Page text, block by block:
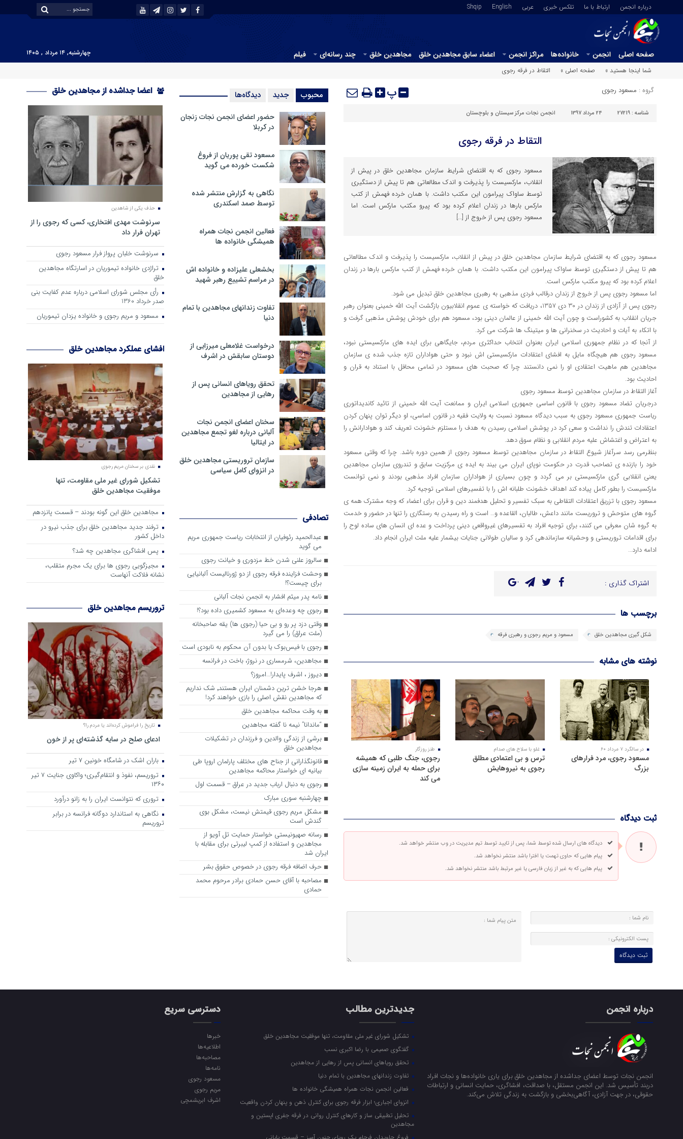
درباره انجمن ارتباط با ما تلکس خبری عربي English
Shqip
صفحه اصلی انجمن خانواده‌ها مراکز انجمن اعضاء سابق مجاهدین خلق مجاهدین خلق چند رسانه‌ای فیلم
چهارشنبه, ۱۴ مرداد , ۱۴۰۵
شما اینجا هستید »
صفحه اصلی » التقاط در فرقه رجوی
گروه : مسعود رجوی پ
شناسه : 27219 24 مرداد 1397 انجمن نجات مرکز سیستان و بلوچستان
التقاط در فرقه رجوی
مسعود رجوی که به اقتضای شرایط سازمان مجاهدین خلق در پیش از
انقلاب، مارکسیست را پذیرفت و اندک مطالعاتی هم تا پیش از دستگیری
توسط ساواک پیرامون این مکتب داشت. با همان خرده فهمش از کتب
مارکس بارها در زندان اعلام کرده بود که پیرو مکتب مارکس است. اما
مسعود رجوی پس از خروج از […]
مسعود رجوی که به اقتضای شرایط سازمان مجاهدین خلق در پیش از انقلاب، مارکسیست را پذیرفت و اندک مطالعاتی
هم تا پیش از دستگیری توسط ساواک پیرامون این مکتب داشت. با همان خرده فهمش از کتب مارکس بارها در زندان
اعلام کرده بود که پیرو مکتب مارکس است.
اما مسعود رجوی پس از خروج از زندان درقالب فردی مذهبی به رهبری مجاهدین خلق تبدیل می شود.
رجوی پس از آزادی از زندان در 30 دی 1357، دریافت که خواسته ی عموم انقلابیون بازگشت آیت الله خمینی بعنوان رهبر
جریان انقلاب به کشوراست و چون آیت الله خمینی از عالمان دینی بود، مسعود هم برای خودش پوشش مذهبی گرفت و
با اتکاء به آیات و احادیث در سخنرانی ها و میتینگ ها شرکت می کرد.
از آنجا که در نظام جمهوری اسلامی ایران بعنوان انتخاب حداکثری مردم، جایگاهی برای ایده های مارکسیستی نبود،
مسعود رجوی هم هیچگاه مایل به افشای اعتقادات مارکسیستی اش نبود و حتی هواداران تازه جذب شده ی سازمان
مجاهدین هم ماهیت اعتقادی او را نمی دانستند چرا که صحبت های مسعود در تمامی محافل با استناد به قران و
احادیث بود.
آغاز التقاط در سازمان مجاهدین توسط مسعود رجوی
درجریان تضاد مسعود رجوی با قانون اساسی جمهوری اسلامی ایران و ممانعت آیت الله خمینی از تائید کاندیداتوری
ریاست جمهوری مسعود رجوی به سبب دیدگاه مسعود نسبت به ولایت فقیه در قانون اساسی، او دیگر توان پنهان کردن
اعتقادات تندش را نداشت و سعی کرد در پوشش اسلامی رسیدن به هدف را مستلزم خشونت تعریف کند و هوادارانش را
به اعتراض و اغتشاش علیه مردم انقلابی و نظام سوق دهد.
بنظرمی رسد سرآغاز شیوع التقاط در سازمان مجاهدین توسط مسعود رجوی از همین دوره باشد. چرا که وقتی مسعود
خود را بازنده ی تصاحب قدرت در حکومت نوپای ایران می بیند به ایده ی مرکزیت سابق و تندروی سازمان مجاهدین
یعنی انقلابی گری مارکسیستی بر می گردد و چون بسیاری از هواداران سازمان افراد مذهبی بودند و نمی توانست
مارکسیست را بطور کامل پیاده کند اهداف خشونت طلبانه اش را با تفسیرهای اسلامی توجیه کرد.
مسعود رجوی با تزریق اعتقادات التقاطی به سبک تفسیر و تحلیل هدفمند دین و قران برای اعضاء که وجه مشترک همه ی
گروه های متوحش و تروریست مانند داعش، طالبان، القاعده و… است و راه رسیدن به رستگاری را تنها در حضور و خدمت
به گروه شان معرفی می کنند، برای توجیه افراد به تفسیرهای غیرواقعی دینی پرداخت و عده ای انسان های ساده لوح را
برای اقدامات تروریستی و وحشیانه سازماندهی کرد و سالیان طولانی جنایات بیشمار علیه ملت ایران انجام داد.
ادامه دارد…
اشتراک گذاری :
برچسب ها
شکل گیری مجاهدین خلق مسعود و مریم رجوی و رهبری فرقه
نوشته های مشابه
در سالگرد ۷ مرداد ۶۰
مسعود رجوی، مرد فرارهای
بزرگ
غلو با سلاح های صدام
ترس و بی اعتمادی مطلق
رجوی به نیروهایش
طنز روزگار
رجوی، جنگ طلبی که همیشه
برای حمله به ایران زمینه سازی
می کند
ثبت دیدگاه
دیدگاه های ارسال شده توسط شما، پس از تایید توسط تیم مدیریت در وب منتشر خواهد شد.
پیام هایی که حاوی تهمت یا افترا باشد منتشر نخواهد شد.
پیام هایی که به غیر از زبان فارسی یا غیر مرتبط باشد منتشر نخواهد شد.
محبوب جدید دیدگاه‌ها
حضور اعضای انجمن نجات زنجان
در کربلا
مسعود تقی پوریان از فروغ
شکست خورده می گوید
نگاهی به گزارش منتشر شده
توسط صمد اسکندری
فعالین انجمن نجات همراه
همیشگی خانواده ها
بخشعلی علیزاده و خانواده اش
در مراسم تشییع رهبر شهید
تفاوت زندانهای مجاهدین با تمام
دنیا
درخواست غلامعلی میرزایی از
دوستان سابقش در اشرف
تحقق رویاهای انسانی پس از
رهایی از مجاهدین
سخنان اعضای انجمن نجات
آلبانی درباره لغو تجمع مجاهدین
در ایتالیا
سازمان تروریستی مجاهدین خلق
در انزوای کامل سیاسی
تصادفی
عبدالحمید رئوفیان از انتخابات ریاست جمهوری مریم
می گوید
سالروز علنی شدن خط مزدوری و خیانت رجوی
وحشت فزاینده فرقه رجوی از دو ژورنالیست آلبانیایی
برای چیست؟!
نامه پدر میثم افشار به انجمن نجات آلبانی
رجوی چه وعده‌ای به مسعود کشمیری داده بود؟!
وقتی دزد پر رو و بی حیا (رجوی ها) یقه صاحبخانه
(ملت عراق) را می گیرد
رجوی با فیس‌بوک یا بدون آن محکوم به نابودی است
مجاهدین، شرم‎ساری در نروژ، باخت در فرانسه
ديروز ، اشرف پايدار!…امروز؟
هرجا خشن ترین دشمنان ایران هستند٬ شک نداریم
که مجاهدین نقش اصلی را بازی خواهند کرد!
به وقت محاکمه مجاهدین خلق
“ماندانا” نیمه نا گفته مجاهدین
برشی از زندگی والدین و فرزندان در تشکیلات
مجاهدین خلق
قانونگذارانی از جناح های مختلف پارلمان اروپا طی
بیانیه ای خواستار محاکمه مجاهدین
رجوی به دنبال ارباب جدید در عراق – قسمت اول
چهارشنبه سوری مبارک
مشکل مریم رجوی قیمتش نیست، مشکل بوی
گندش است
رسانه صهیونیستی خواستار حمایت تل آویو از
مجاهدین و استفاده از کمپ لیبرتی برای مقابله با
ایران شد
حرف اضافه فرقه رجوی در خصوص حقوق بشر
مصاحبه با آقای حسن حمادی برادر مرحوم محمد
حمادی
اعضا جداشده از مجاهدین خلق
حذف یکی از شاهدین
سرنوشت مهدی افتخاری، کسی که رجوی را از
تهران فرار داد
سرنوشت خلبان پرواز فرار مسعود رجوی
تراژدی خانواده تیموریان در اسارتگاه مجاهدین
خلق
رأی مجلس شورای اسلامی درباره عدم كفایت بنی
صدر خرداد 1360
مسعود و مریم رجوی و خانواده یزدان تیموریان
افشای عملکرد مجاهدین خلق
نقدی بر سخنان مریم رجوی
تشکیل شورای غیر ملی مقاومت، تنها
موفقیت مجاهدین خلق
مجاهدین خلق این گونه بودند – قسمت پانزدهم
ترفند جدید مجاهدین خلق برای جذب نیرو در
داخل کشور
پس افشاگری مجاهدین چه شد؟
مجیزگویی رجوی ها برای یک مجرم متقلب،
نشانه فلاکت آنهاست
تروریسم مجاهدین خلق
تاریخ را فراموش کرده‌اند یا مردم را؟
ادعای صلح در سایه گذشته‌ای پر از خون
باران اشک در شامگاه خونین 7 تیر
تروریسم، نفوذ و انتقام‌گیری؛ واکاوی جنایت ۷ تیر
۱۳۶۰
تروری که نتوانست ایران را به زانو درآورد
نگاهی به استاندارد دوگانه فرانسه در برابر
تروریسم
درباره انجمن
انجمن نجات توسط اعضای جداشده از مجاهدین خلق برای یاری خانواده‌ها و نجات افراد
دربند تأسیس شد. این انجمن مستقل، با صداقت، افشاگری، حمایت انسانی و ارتباطات
حقوقی، در جهت آزادی، آگاهی‌بخشی و بازگشت به زندگی تلاش می‌کند.
جدیدترین مطالب
تشکیل شورای غیر ملی مقاومت، تنها موفقیت مجاهدین خلق
گفتگوی صمیمی با رضا اکبری نسب
تحقق رویاهای انسانی پس از رهایی از مجاهدین
تفاوت زندانهای مجاهدین با تمام دنیا
فعالین انجمن نجات همراه همیشگی خانواده ها
انزوای اجباری؛ ابزار فرقه رجوی برای کنترل ذهن و پنهان کردن واقعیت
تحلیل تطبیقی ساز و کارهای کنترل روانی در فرقه جفری اپستین و
مجاهدین
دسترسی سریع
خبرها
اطلاعیه‌ها
مصاحبه‌ها
نامه‌ها
مسعود رجوی
مریم رجوی
اشرف ابریشمچی